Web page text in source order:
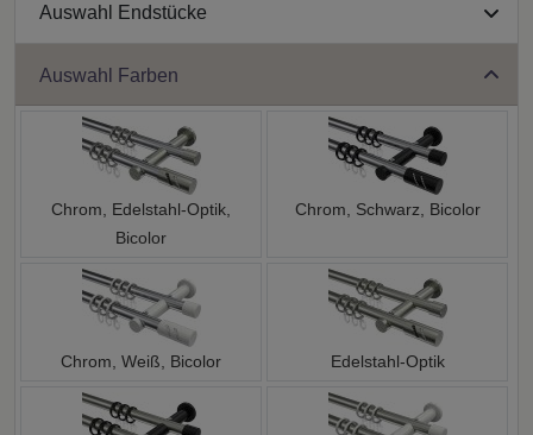
Auswahl Endstücke
Auswahl Farben
Chrom, Edelstahl-Optik,
Bicolor
Chrom, Schwarz, Bicolor
Chrom, Weiß, Bicolor Edelstahl-Optik